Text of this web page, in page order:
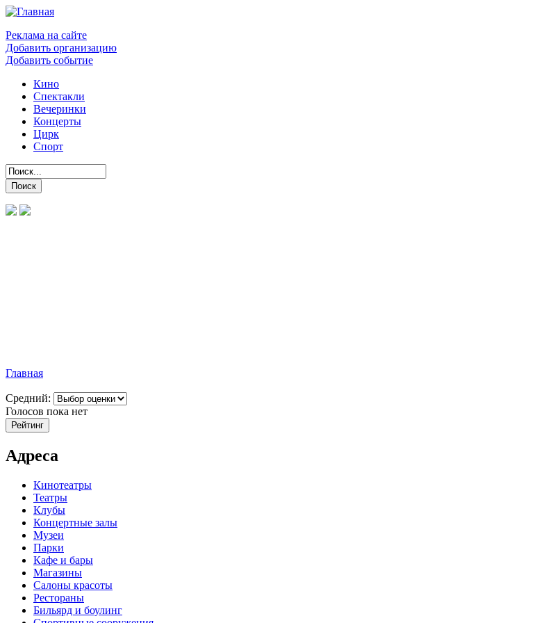
Реклама на сайте
Добавить организацию
Добавить событие
Кино
Спектакли
Вечеринки
Концерты
Цирк
Спорт
Главная
Средний:
Голосов пока нет
Адреса
Кинотеатры
Театры
Клубы
Концертные залы
Музеи
Парки
Кафе и бары
Магазины
Салоны красоты
Рестораны
Бильярд и боулинг